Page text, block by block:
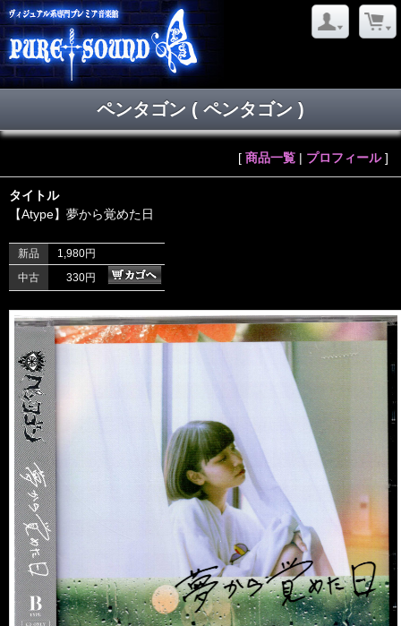
ペンタゴン ( ペンタゴン )
[ 商品一覧 | プロフィール]
タイトル
【Atype】夢から覚めた日
新品
1,980円
中古
330円